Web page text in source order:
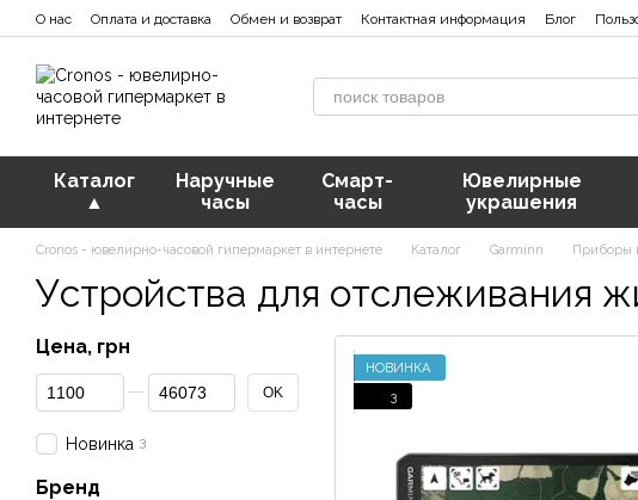
Перейти к основному контенту
О нас Оплата и доставка Обмен и возврат Контактная информация Блог
Каталог
▲
Наручные
часы
Смарт-
часы
Ювелирные
украшения
Cronos - ювелирно-часовой гипермаркет в интернете Каталог Garminn Приборы
Устройства для отслеживания
НОВИНКА
3
Цена, грн
От Цена, грн
До Цена, грн OK
Новинка 3
Бренд